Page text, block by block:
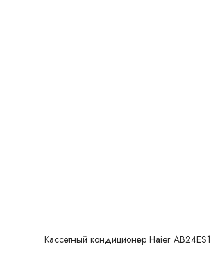
Кассетный кондиционер Haier